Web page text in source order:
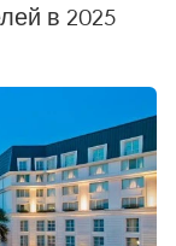
в 2025